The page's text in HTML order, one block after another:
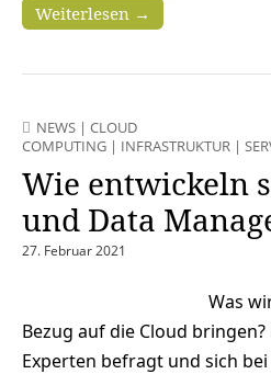
Weiterlesen →
NEWS | CLOUD
COMPUTING | INFRASTRUKTUR |
Wie entwickeln
und Data
27. Februar 2021
Was
Bezug auf die Cloud
Experten befragt und sich bei